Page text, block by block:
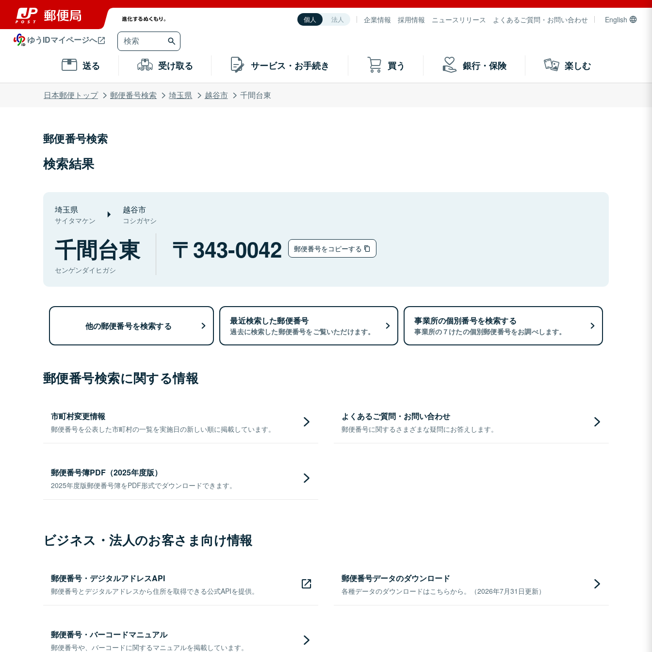
個人 法人 企業情報 採用情報 ニュースリリース よくあるご質問・お問い合わせ English
ゆうIDマイページへ
送る 受け取る サービス・お手続き 買う 銀行・保険 楽しむ
日本郵便トップ 郵便番号検索 埼玉県 越谷市 千間台東
郵便番号検索
検索結果
埼玉県
サイタマケン
越谷市
コシガヤシ
千間台東
センゲンダイヒガシ
343-0042 郵便番号をコピーする
他の郵便番号を検索する 最近検索した郵便番号
過去に検索した郵便番号をご覧いただけます。
事業所の個別番号を検索する
事業所の７けたの個別郵便番号をお調べします。
郵便番号検索に関する情報
市町村変更情報
郵便番号を公表した市町村の一覧を実施日の新しい順に掲載しています。
よくあるご質問・お問い合わせ
郵便番号に関するさまざまな疑問にお答えします。
郵便番号簿PDF（2025年度版）
2025年度版郵便番号簿をPDF形式でダウンロードできます。
ビジネス・法人のお客さま向け情報
郵便番号・デジタルアドレスAPI
郵便番号とデジタルアドレスから住所を取得できる公式APIを提供。
郵便番号データのダウンロード
各種データのダウンロードはこちらから。（2026年7月31日更新）
郵便番号・バーコードマニュアル
郵便番号や、バーコードに関するマニュアルを掲載しています。